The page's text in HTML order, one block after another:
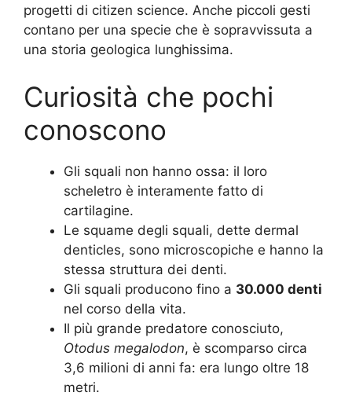
progetti di citizen science. Anche piccoli gesti
contano per una specie che è sopravvissuta a
una storia geologica lunghissima.
Curiosità che pochi
conoscono
Gli squali non hanno ossa: il loro
scheletro è interamente fatto di
cartilagine.
Le squame degli squali, dette dermal
denticles, sono microscopiche e hanno la
stessa struttura dei denti.
Gli squali producono fino a 30.000 denti
nel corso della vita.
Il più grande predatore conosciuto,
Otodus megalodon, è scomparso circa
3,6 milioni di anni fa: era lungo oltre 18
metri.